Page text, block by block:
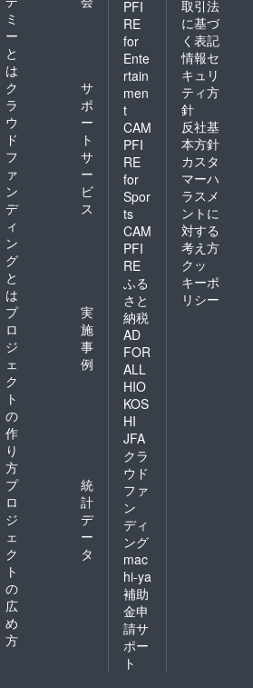
にすべ
てが詰
まった
整膚の
集大成
です。
ミ
ー
と
は
ク
ラ
ウ
ド
フ
ァ
ン
デ
ィ
ン
グ
と
は
サ
ポ
ー
ト
サ
ー
ビ
ス
プ
ロ
ジ
ェ
ク
ト
の
作
り
方
実
施
事
例
プ
ロ
ジ
ェ
ク
ト
の
広
め
方
統
計
デ
ー
タ
PFI
RE
for
Ente
rtain
men
t
CAM
PFI
RE
for
Spor
ts
CAM
PFI
RE
ふる
さと
納税
AD
FOR
ALL
HIO
KOS
HI
JFA
クラ
ウド
ファ
ン
ディ
ング
mac
hi-ya
補助
金申
請サ
ポー
ト
取引法
に基づ
く表記
情報セ
キュリ
ティ方
針
反社基
本方針
カスタ
マーハ
ラスメ
ントに
対する
考え方
クッ
キーポ
リシー